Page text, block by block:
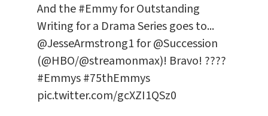
And the#Emmyfor Outstanding
Writing for a Drama Series goes to...
@JesseArmstrong1for@Succession
(@HBO/@streamonmax)! Bravo! ????
#Emmys#75thEmmys
pic.twitter.com/gcXZI1QSz0